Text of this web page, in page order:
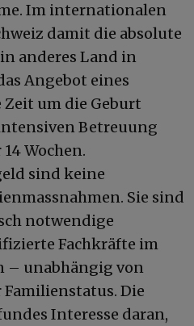
Im internationalen
damit die absolute
anderes Land in
Angebot eines
um die Geburt
Betreuung
Wochen.
sind keine
Sie sind
notwendige
Fachkräfte im
– unabhängig von
Familienstatus. Die
Interesse daran,